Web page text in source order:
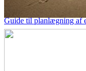
Guide til planlægning af